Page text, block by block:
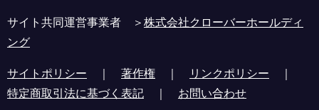
サイト共同運営事業者 ＞株式会社クローバーホールディ
ング
サイトポリシー ｜ 著作権 ｜ リンクポリシー ｜
特定商取引法に基づく表記 ｜ お問い合わせ